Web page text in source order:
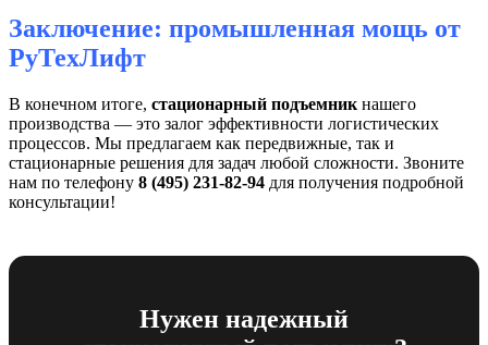
Заключение: промышленная мощь от
РуТехЛифт
В конечном итоге, стационарный подъемник нашего
производства — это залог эффективности логистических
процессов. Мы предлагаем как передвижные, так и
стационарные решения для задач любой сложности. Звоните
нам по телефону 8 (495) 231-82-94 для получения подробной
консультации!
Нужен надежный